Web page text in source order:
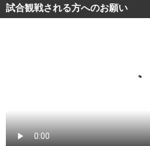
試合観戦される方へのお願い